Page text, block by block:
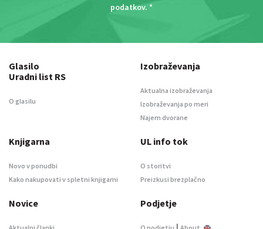
podatkov. *
Glasilo
Uradni list RS
O glasilu
Izobraževanja
Aktualna izobraževanja
Izobraževanja po meri
Najem dvorane
Knjigarna
Novo v ponudbi
Kako nakupovati v spletni knjigarni
UL info tok
O storitvi
Preizkusi brezplačno
Novice Podjetje